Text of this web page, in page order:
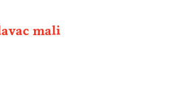
mali